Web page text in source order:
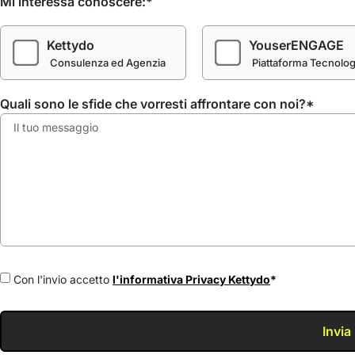
Kettydo
Consulenza ed Agenzia
YouserENGAGE
Piattaforma
Quali sono le sfide che vorresti affrontare con noi?*
Con l'invio accetto l'informativa Privacy Kettydo*
Invia